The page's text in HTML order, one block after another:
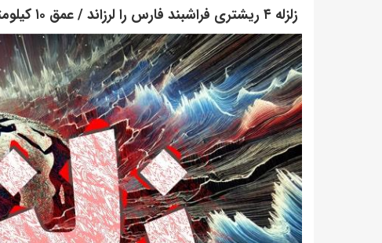
​ زلزله ۴ ریشتری فراشبند فارس را لرزاند / عمق ۱۰ کیلومتری